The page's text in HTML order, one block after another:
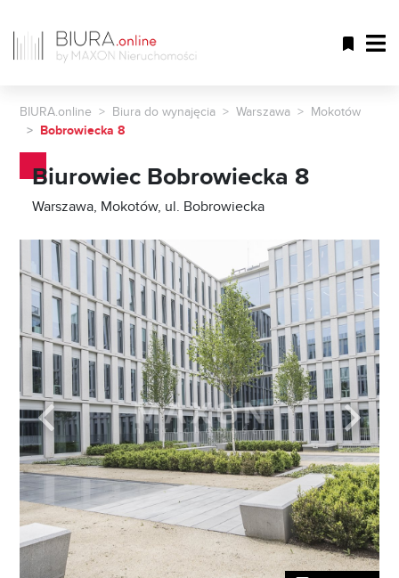
BIURA.online Biura do wynajęcia Warszawa
Mokotów
Bobrowiecka 8
Biurowiec Bobrowiecka 8
Warszawa, Mokotów, ul. Bobrowiecka